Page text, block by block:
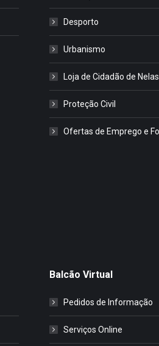
Desporto
Urbanismo
Loja de Cidadão de Nelas
Proteção Civil
Ofertas de Emprego e
Balcão Virtual
Pedidos de Informação
Serviços Online